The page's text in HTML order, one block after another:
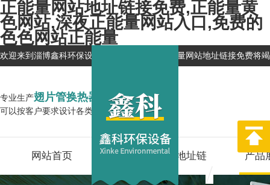
正能量网站地址链接免费,正能量黄
色网站,深夜正能量网站入口,免费的
色色网站正能量
欢迎来到淄博鑫科环保设备有限公司网站，正能量网站地址链接免费将
专业生产翅片管换热器
企业
可以按客户要求设计各类换热器,型号全
网站首页 关于正能量网站地址链 产品